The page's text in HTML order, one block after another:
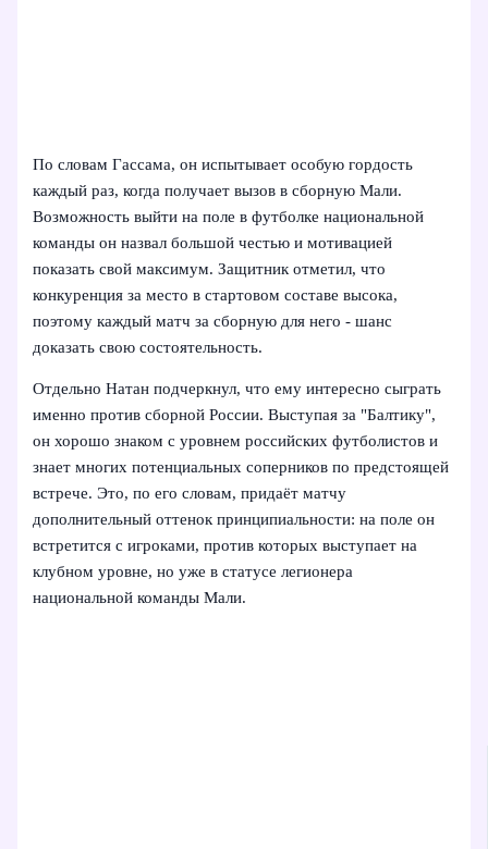
По словам Гассама, он испытывает особую гордость
каждый раз, когда получает вызов в сборную Мали.
Возможность выйти на поле в футболке национальной
команды он назвал большой честью и мотивацией
показать свой максимум. Защитник отметил, что
конкуренция за место в стартовом составе высока,
поэтому каждый матч за сборную для него - шанс
доказать свою состоятельность.
Отдельно Натан подчеркнул, что ему интересно сыграть
именно против сборной России. Выступая за "Балтику",
он хорошо знаком с уровнем российских футболистов и
знает многих потенциальных соперников по предстоящей
встрече. Это, по его словам, придаёт матчу
дополнительный оттенок принципиальности: на поле он
встретится с игроками, против которых выступает на
клубном уровне, но уже в статусе легионера
национальной команды Мали.